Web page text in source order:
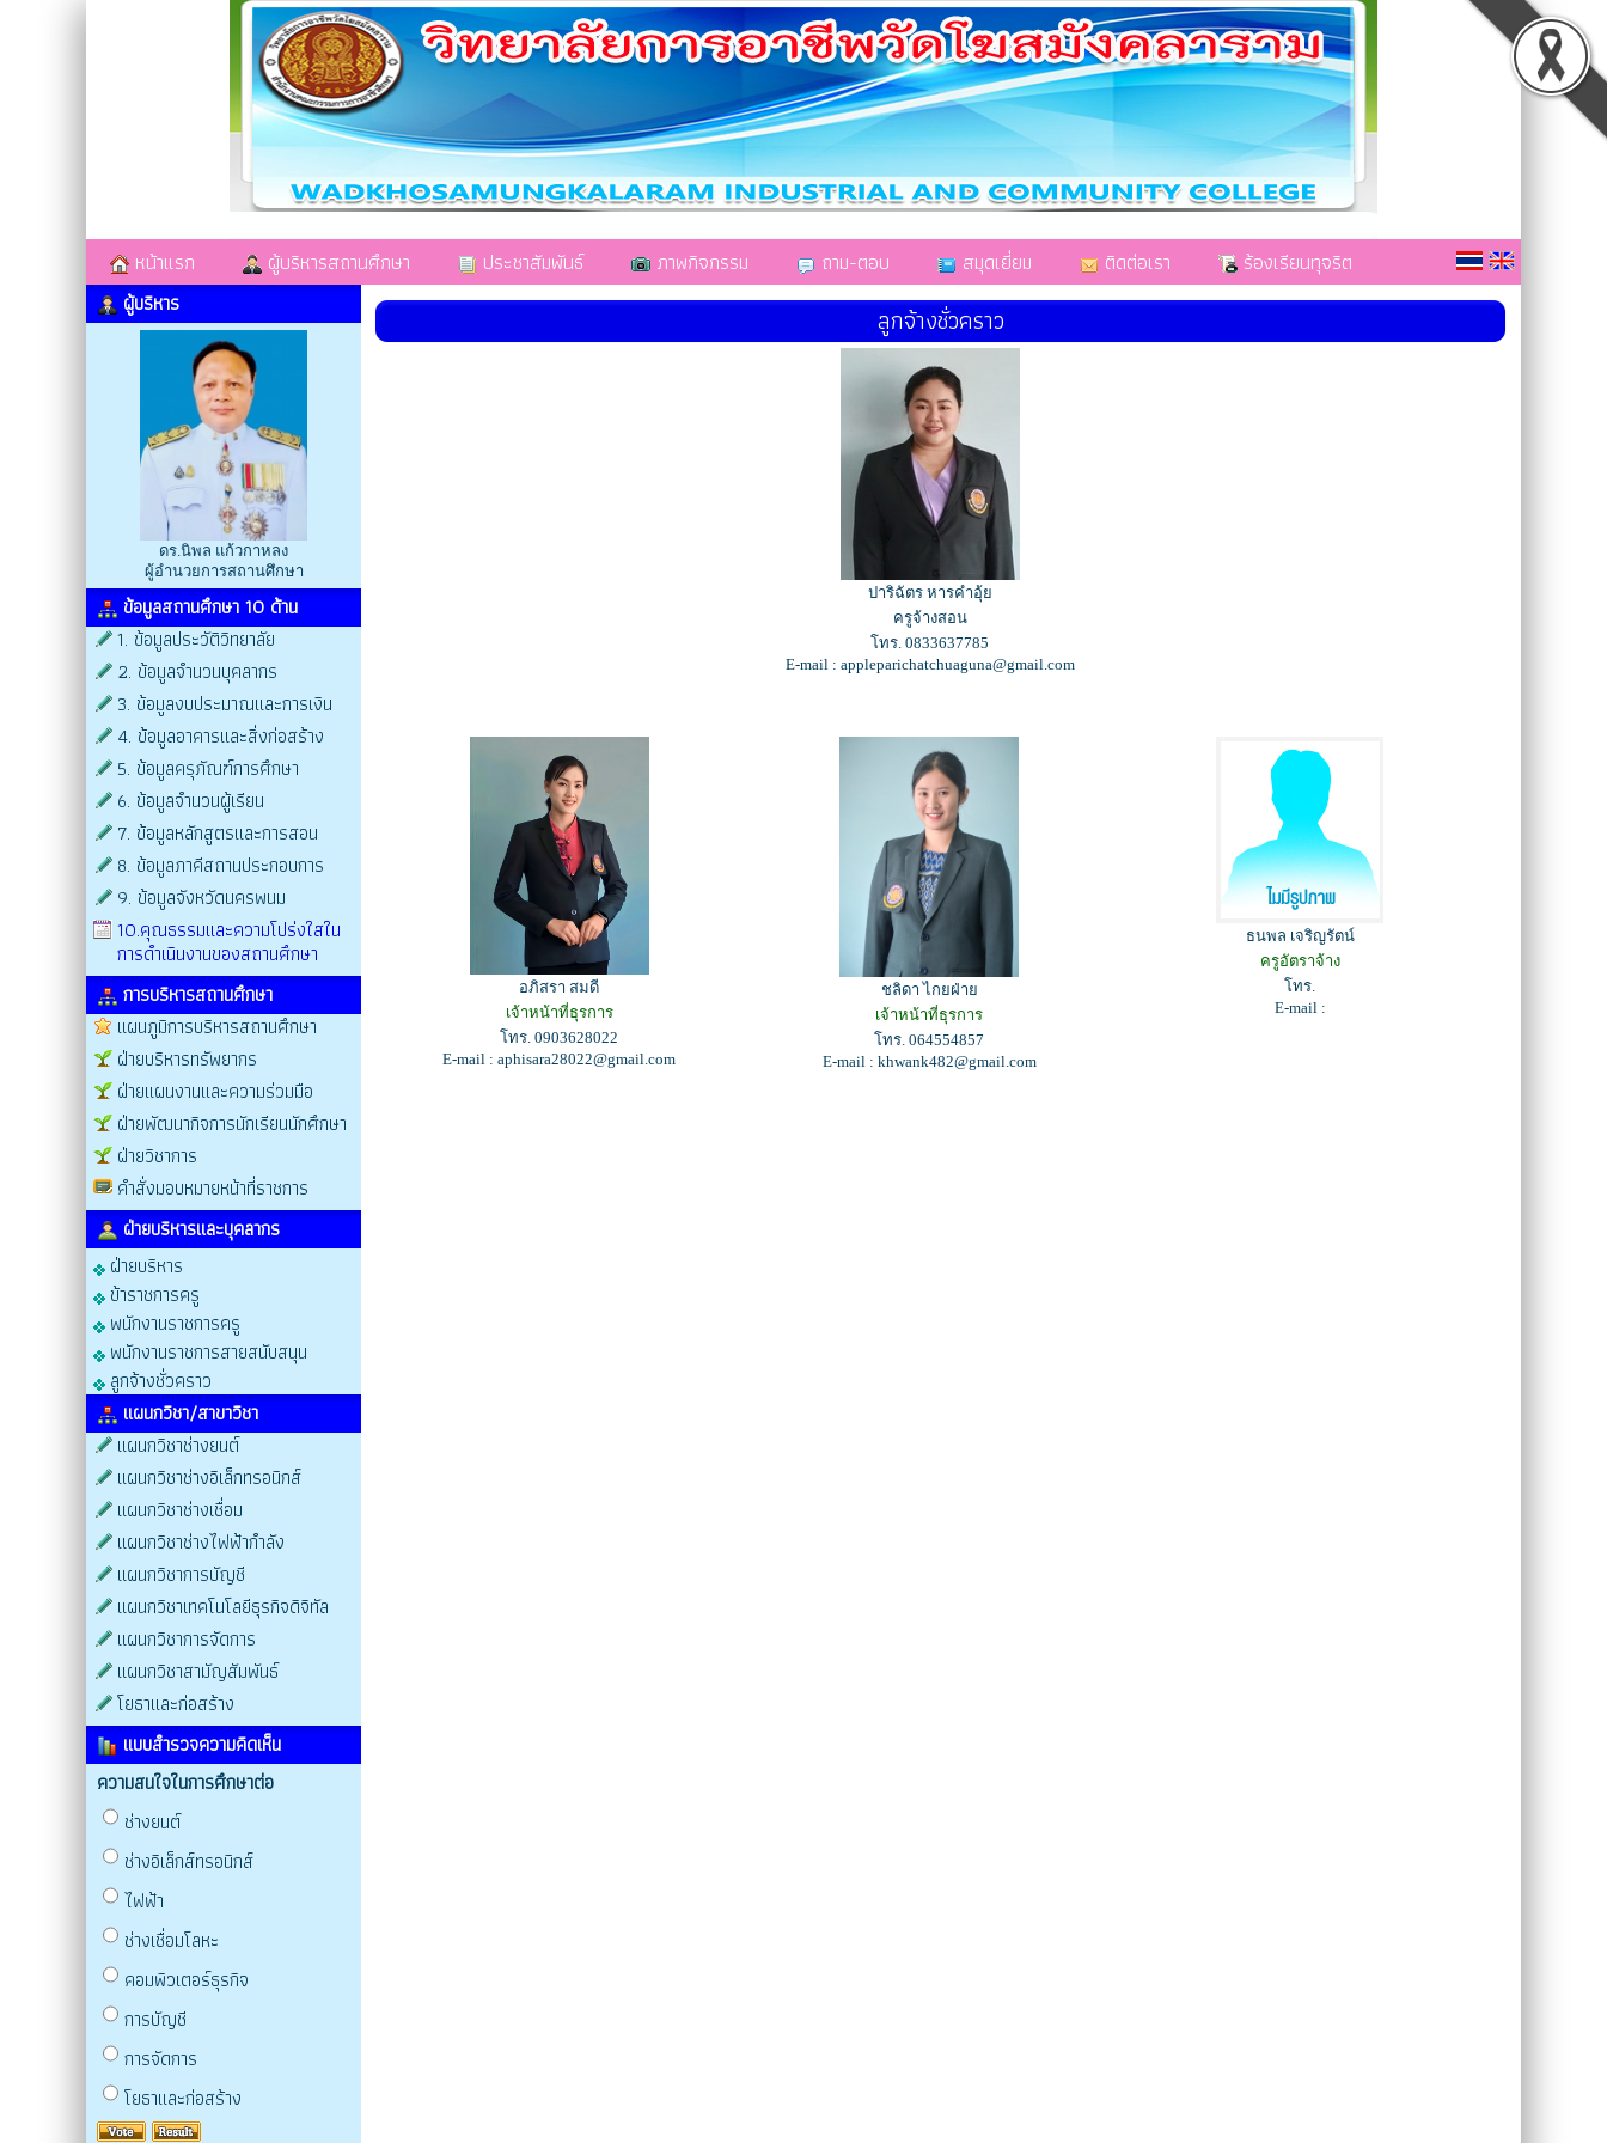
หน้าแรก ผู้บริหารสถานศึกษา ประชาสัมพันธ์ ภาพกิจกรรม ถาม-ตอบ สมุดเยี่ยม ติดต่อเรา ร้องเรียนทุจริต
ผู้บริหาร
ดร.นิพล แก้วกาหลง
ผู้อำนวยการสถานศึกษา
ข้อมูลสถานศึกษา 10 ด้าน
1. ข้อมูลประวัติวิทยาลัย
2. ข้อมูลจำนวนบุคลากร
3. ข้อมูลงบประมาณและการเงิน
4. ข้อมูลอาคารและสิ่งก่อสร้าง
5. ข้อมูลครุภัณฑ์การศึกษา
6. ข้อมูลจำนวนผู้เรียน
7. ข้อมูลหลักสูตรและการสอน
8. ข้อมูลภาคีสถานประกอบการ
9. ข้อมูลจังหวัดนครพนม
10.คุณธรรมและความโปร่งใสใน
การดำเนินงานของสถานศึกษา
การบริหารสถานศึกษา
แผนภูมิการบริหารสถานศึกษา
ฝ่ายบริหารทรัพยากร
ฝ่ายแผนงานและความร่วมมือ
ฝ่ายพัฒนากิจการนักเรียนนักศึกษา
ฝ่ายวิชาการ
คำสั่งมอบหมายหน้าที่ราชการ
ฝ่ายบริหารและบุคลากร
ฝ่ายบริหาร
ข้าราชการครู
พนักงานราชการครู
พนักงานราชการสายสนับสนุน
ลูกจ้างชั่วคราว
แผนกวิชา/สาขาวิชา
แผนกวิชาช่างยนต์
แผนกวิชาช่างอิเล็กทรอนิกส์
แผนกวิชาช่างเชื่อม
แผนกวิชาช่างไฟฟ้ากำลัง
แผนกวิชาการบัญชี
แผนกวิชาเทคโนโลยีธุรกิจดิจิทัล
แผนกวิชาการจัดการ
แผนกวิชาสามัญสัมพันธ์
โยธาและก่อสร้าง
แบบสำรวจความคิดเห็น
ความสนใจในการศึกษาต่อ
ช่างยนต์
ช่างอิเล็กส์ทรอนิกส์
ไฟฟ้า
ช่างเชื่อมโลหะ
คอมพิวเตอร์ธุรกิจ
การบัญชี
การจัดการ
โยธาและก่อสร้าง
ลูกจ้างชั่วคราว
ปาริฉัตร หารคำอุ้ย
ครูจ้างสอน
โทร. 0833637785
E-mail : appleparichatchuaguna@gmail.com
อภิสรา สมดี
เจ้าหน้าที่ธุรการ
โทร. 0903628022
E-mail : aphisara28022@gmail.com
ชลิดา ไกยฝ่าย
เจ้าหน้าที่ธุรการ
โทร. 064554857
E-mail : khwank482@gmail.com
ธนพล เจริญรัตน์
ครูอัตราจ้าง
โทร.
E-mail :